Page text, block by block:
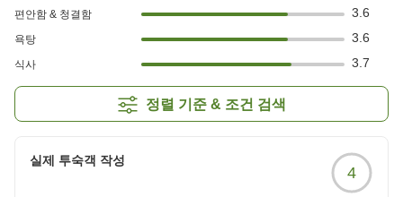
편안함 & 청결함 3.6
욕탕 3.6
식사 3.7
정렬 기준 & 조건 검색
실제 투숙객 작성
4